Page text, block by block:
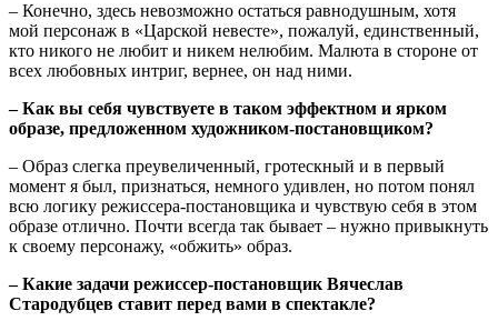
– Конечно, здесь невозможно остаться равнодушным, хотя
мой персонаж в «Царской невесте», пожалуй, единственный,
кто никого не любит и никем нелюбим. Малюта в стороне от
всех любовных интриг, вернее, он над ними.
– Как вы себя чувствуете в таком эффектном и ярком
образе, предложенном художником-постановщиком?
– Образ слегка преувеличенный, гротескный и в первый
момент я был, признаться, немного удивлен, но потом понял
всю логику режиссера-постановщика и чувствую себя в этом
образе отлично. Почти всегда так бывает – нужно привыкнуть
к своему персонажу, «обжить» образ.
– Какие задачи режиссер-постановщик Вячеслав
Стародубцев ставит перед вами в спектакле?